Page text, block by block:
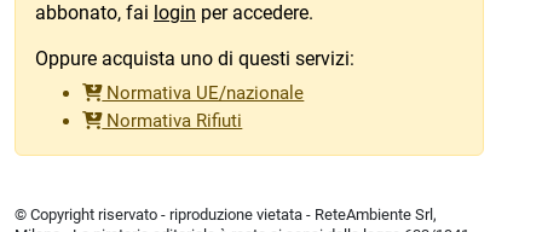
abbonato, fai login per accedere.
Oppure acquista uno di questi servizi:
Normativa UE/nazionale
Normativa Rifiuti
© Copyright riservato - riproduzione vietata - ReteAmbiente Srl,